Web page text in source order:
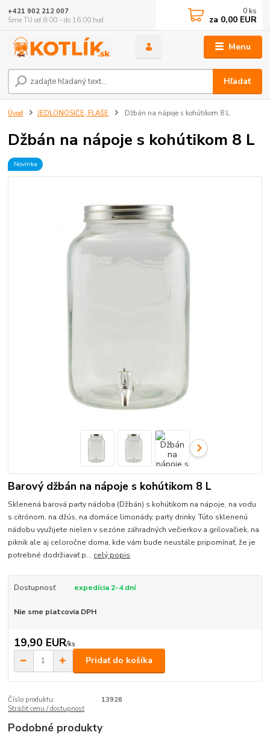
Menu
Hľadať
+421 902 212 007
Sme TU od 8:00 - do 16:00 hod
0 ks
za 0,00 EUR
Úvod JEDLONOSIČE, FLAŠE Džbán na nápoje s kohútikom 8 L
Džbán na nápoje s kohútikom 8 L
Novinka
Barový džbán na nápoje s kohútikom 8 L
Sklenená barová party nádoba (Džbán) s kohútikom na nápoje, na vodu
s citrónom, na džús, na domáce limonády, party drinky. Túto sklenenú
nádobu využijete nielen v sezóne záhradných večierkov a grilovačiek, na
piknik ale aj celoročne doma, kde vám bude neustále pripomínať, že je
potrebné dodržiavať p... celý popis
Dostupnosť expedícia 2-4 dní
Nie sme platcovia DPH
19,90 EUR/ks
Pridať do košíka
Číslo produktu:
13926
Strážiť cenu / dostupnosť
Podobné produkty